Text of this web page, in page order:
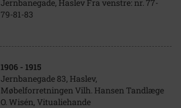
Jernbanegade, Haslev Fra venstre: nr. 77-
79-81-83
1906 - 1915
Jernbanegade 83, Haslev,
Møbelforretningen Vilh. Hansen Tandlæge
O. Wisén, Vitualiehande